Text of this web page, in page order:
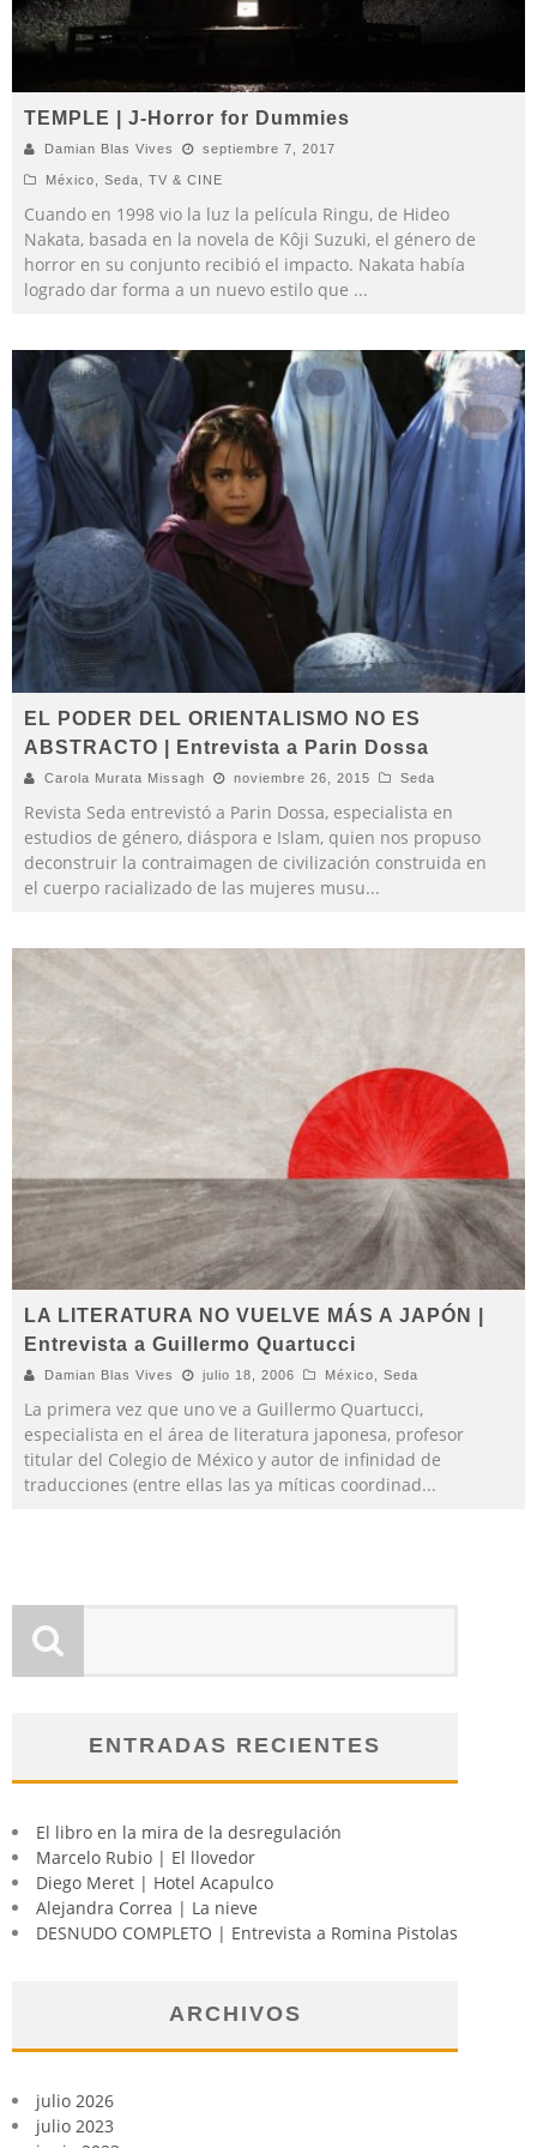
TEMPLE | J-Horror for Dummies
Damian Blas Vives septiembre 7, 2017
México Seda TV & CINE
Cuando en 1998 vio la luz la película Ringu, de Hideo
Nakata, basada en la novela de Kôji Suzuki, el género de
horror en su conjunto recibió el impacto. Nakata había
logrado dar forma a un nuevo estilo que ...
EL PODER DEL ORIENTALISMO NO ES
ABSTRACTO | Entrevista a Parin Dossa
Carola Murata Missagh noviembre 26, 2015 Seda
Revista Seda entrevistó a Parin Dossa, especialista en
estudios de género, diáspora e Islam, quien nos propuso
deconstruir la contraimagen de civilización construida en
el cuerpo racializado de las mujeres musu...
LA LITERATURA NO VUELVE MÁS A JAPÓN |
Entrevista a Guillermo Quartucci
Damian Blas Vives julio 18, 2006 México Seda
La primera vez que uno ve a Guillermo Quartucci,
especialista en el área de literatura japonesa, profesor
titular del Colegio de México y autor de infinidad de
traducciones (entre ellas las ya míticas coordinad...
ENTRADAS RECIENTES
El libro en la mira de la desregulación
Marcelo Rubio | El llovedor
Diego Meret | Hotel Acapulco
Alejandra Correa | La nieve
DESNUDO COMPLETO | Entrevista a Romina Pistolas
ARCHIVOS
julio 2026
julio 2023